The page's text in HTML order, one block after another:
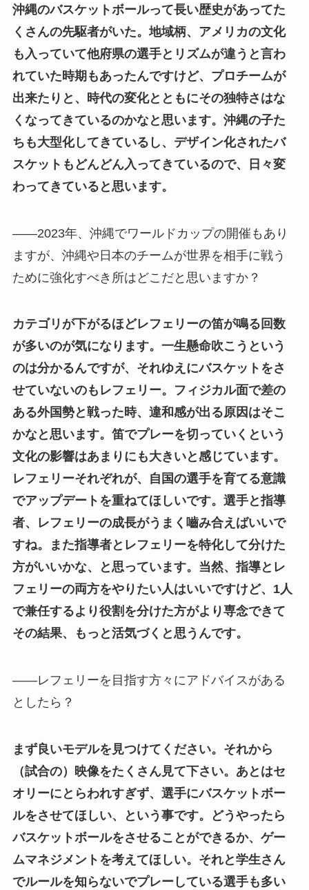
沖縄のバスケットボールって長い歴史があってた
くさんの先駆者がいた。地域柄、アメリカの文化
も入っていて他府県の選手とリズムが違うと言わ
れていた時期もあったんですけど、プロチームが
出来たりと、時代の変化とともにその独特さはな
くなってきているのかなと思います。沖縄の子た
ちも大型化してきているし、デザイン化されたバ
スケットもどんどん入ってきているので、日々変
わってきていると思います。
——2023年、沖縄でワールドカップの開催もあり
ますが、沖縄や日本のチームが世界を相手に戦う
ために強化すべき所はどこだと思いますか？
カテゴリが下がるほどレフェリーの笛が鳴る回数
が多いのが気になります。一生懸命吹こうという
のは分かるんですが、それゆえにバスケットをさ
せていないのもレフェリー。フィジカル面で差の
ある外国勢と戦った時、違和感が出る原因はそこ
かなと思います。笛でプレーを切っていくという
文化の影響はあまりにも大きいと感じています。
レフェリーそれぞれが、自国の選手を育てる意識
でアップデートを重ねてほしいです。選手と指導
者、レフェリーの成長がうまく嚙み合えばいいで
すね。また指導者とレフェリーを特化して分けた
方がいいかな、と思っています。当然、指導とレ
フェリーの両方をやりたい人はいいですけど、1人
で兼任するより役割を分けた方がより専念できて
その結果、もっと活気づくと思うんです。
——レフェリーを目指す方々にアドバイスがある
としたら？
まず良いモデルを見つけてください。それから
（試合の）映像をたくさん見て下さい。あとはセ
オリーにとらわれすぎず、選手にバスケットボー
ルをさせてほしい、という事です。どうやったら
バスケットボールをさせることができるか、ゲー
ムマネジメントを考えてほしい。それと学生さん
でルールを知らないでプレーしている選手も多い